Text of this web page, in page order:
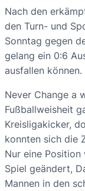
Nach den
den Turn- und
Sonntag gegen
gelang ein 0:6
ausfallen können.
Never Change a
Fußballweisheit
Kreisligakicker,
konnten sich die
Nur eine
Spiel geändert,
Mannen in den